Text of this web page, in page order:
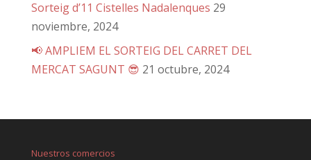
Sorteig d’11 Cistelles Nadalenques 29
noviembre, 2024
📢 AMPLIEM EL SORTEIG DEL CARRET DEL
MERCAT SAGUNT 😎 21 octubre, 2024
Nuestros comercios